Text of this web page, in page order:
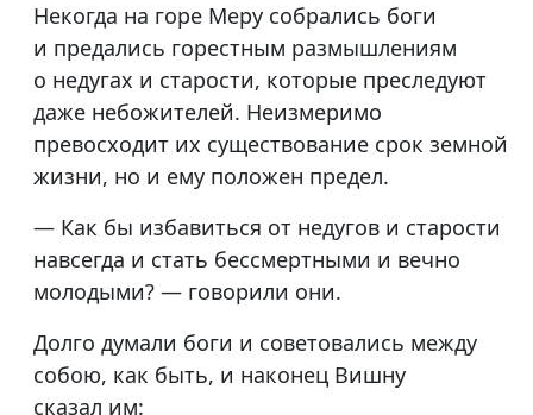
Некогда на горе Меру собрались боги
и предались горестным размышлениям
о недугах и старости, которые преследуют
даже небожителей. Неизмеримо
превосходит их существование срок земной
жизни, но и ему положен предел.
— Как бы избавиться от недугов и старости
навсегда и стать бессмертными и вечно
молодыми? — говорили они.
Долго думали боги и советовались между
собою, как быть, и наконец Вишну
сказал им: